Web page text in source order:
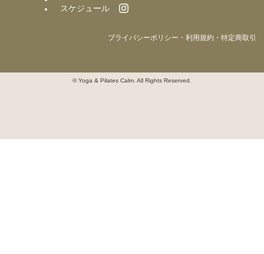
スケジュール
プライバシーポリシー・利用規約・特定商取引
© Yoga & Pilates Calm. All Rights Reserved.